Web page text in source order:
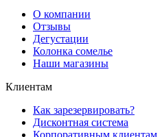
О компании
Отзывы
Дегустации
Колонка сомелье
Наши магазины
Клиентам
Как зарезервировать?
Дисконтная система